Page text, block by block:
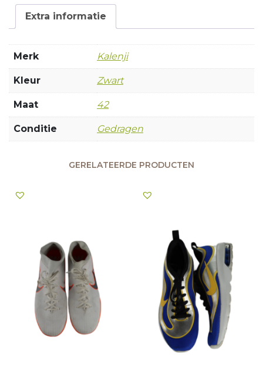
Extra informatie
Merk Kalenji
Kleur Zwart
Maat 42
Conditie Gedragen
GERELATEERDE PRODUCTEN